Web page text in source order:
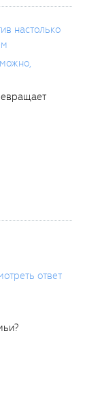
настолько
ответ